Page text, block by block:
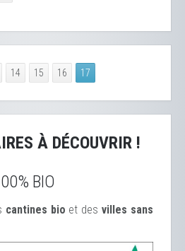
14 15 16 17
À DÉCOUVRIR !
BIO
cantines bio et desvilles sans